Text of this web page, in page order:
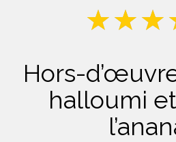
Hors-
halloumi